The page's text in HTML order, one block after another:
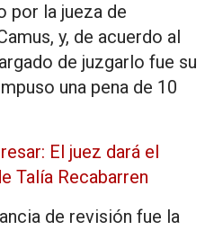
por la jueza de
y, de acuerdo al
de juzgarlo fue su
una pena de 10
El juez dará el
Talía Recabarren
de revisión fue la